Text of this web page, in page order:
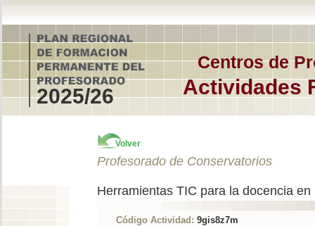
Centros de
Actividades
2025/26
Volver
Profesorado de Conservatorios
Herramientas TIC para la docencia
Código Actividad: 9gis8z7m